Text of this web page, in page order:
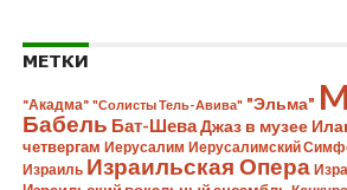
МЕТКИ
"Акадма" "Солисты Тель-Авива" "Эльма"
Бабель Бат-ШеваДжаз в музее
четвергам Иерусалим Иерусалимский
Израиль Израильская Опера